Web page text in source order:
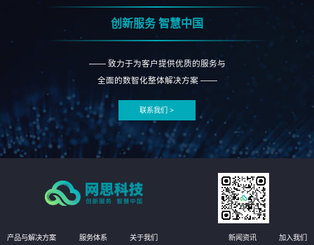
创新服务 智慧中国
—— 致力于为客户提供优质的服务与
全面的数智化整体解决方案 ——
联系我们 >
产品与解决方案 服务体系 关于我们 新闻资讯 加入我们